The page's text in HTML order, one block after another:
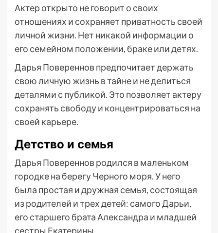
Актер открыто не говорит о своих
отношениях и сохраняет приватность своей
личной жизни. Нет никакой информации о
его семейном положении, браке или детях.
Дарья Повереннов предпочитает держать
свою личную жизнь в тайне и не делиться
деталями с публикой. Это позволяет актеру
сохранять свободу и концентрироваться на
своей карьере.
Детство и семья
Дарья Повереннов родился в маленьком
городке на берегу Черного моря. У него
была простая и дружная семья, состоящая
из родителей и трех детей: самого Дарьи,
его старшего брата Александра и младшей
сестры Екатерины.